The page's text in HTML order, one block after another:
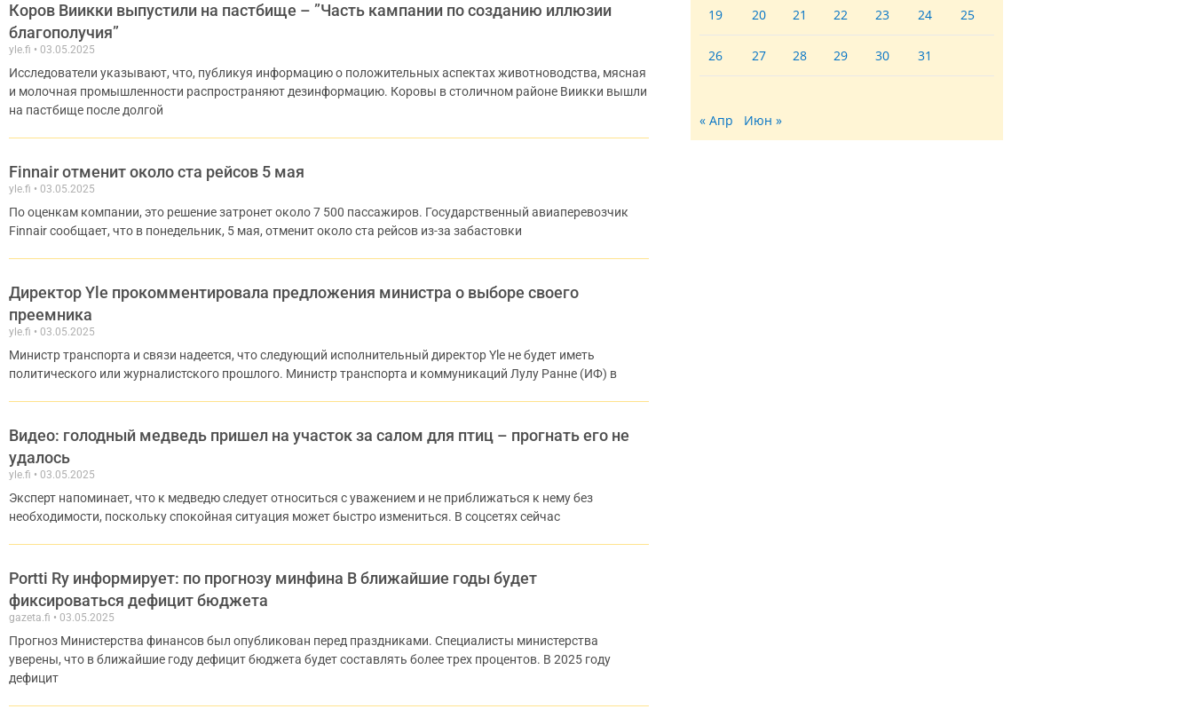
Коров Виикки выпустили на пастбище – ”Часть кампании по созданию иллюзии
благополучия”
yle.fi 03.05.2025
Исследователи указывают, что, публикуя информацию о положительных аспектах животноводства, мясная
и молочная промышленности распространяют дезинформацию. Коровы в столичном районе Виикки вышли
на пастбище после долгой
Finnair отменит около ста рейсов 5 мая
yle.fi 03.05.2025
По оценкам компании, это решение затронет около 7 500 пассажиров. Государственный авиаперевозчик
Finnair сообщает, что в понедельник, 5 мая, отменит около ста рейсов из-за забастовки
Директор Yle прокомментировала предложения министра о выборе своего
преемника
yle.fi 03.05.2025
Министр транспорта и связи надеется, что следующий исполнительный директор Yle не будет иметь
политического или журналистского прошлого. Министр транспорта и коммуникаций Лулу Ранне (ИФ) в
Видео: голодный медведь пришел на участок за салом для птиц – прогнать его не
удалось
yle.fi 03.05.2025
Эксперт напоминает, что к медведю следует относиться с уважением и не приближаться к нему без
необходимости, поскольку спокойная ситуация может быстро измениться. В соцсетях сейчас
Portti Ry информирует: по прогнозу минфина В ближайшие годы будет
фиксироваться дефицит бюджета
gazeta.fi 03.05.2025
Прогноз Министерства финансов был опубликован перед праздниками. Специалисты министерства
уверены, что в ближайшие году дефицит бюджета будет составлять более трех процентов. В 2025 году
дефицит
19 20 21 22 23 24 25
26 27 28 29 30 31
« Апр Июн »